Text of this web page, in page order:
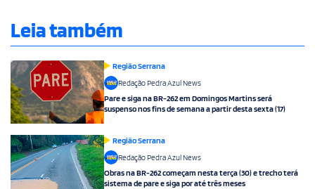
Leia também
Região Serrana
Redação Pedra Azul News
Pare e siga na BR-262 em Domingos Martins será
suspenso nos fins de semana a partir desta sexta (17)
Região Serrana
Redação Pedra Azul News
Obras na BR-262 começam nesta terça (30) e trecho terá
sistema de pare e siga por até três meses